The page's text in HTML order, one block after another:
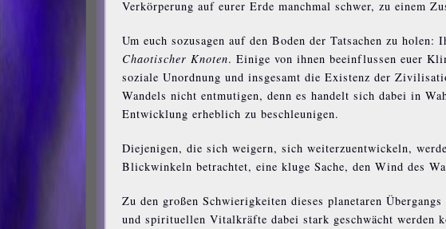
Verkörperung auf eurer Erde manchmal schwer, zu einem
Um euch sozusagen auf den Boden der Tatsachen zu
Chaotischer Knoten. Einige von ihnen beeinflussen euer
soziale Unordnung und insgesamt die Existenz der
Wandels nicht entmutigen, denn es handelt sich dabei in
Entwicklung erheblich zu beschleunigen.
Diejenigen, die sich weigern, sich weiterzuentwickeln,
Blickwinkeln betrachtet, eine kluge Sache, den Wind des
Zu den großen Schwierigkeiten dieses planetaren
und spirituellen Vitalkräfte dabei stark geschwächt